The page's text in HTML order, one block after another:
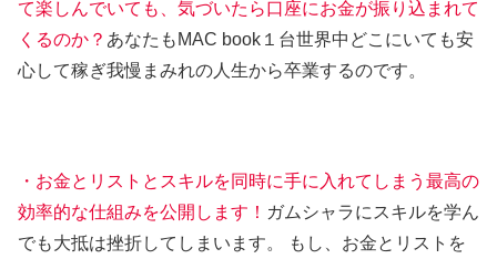
て楽しんでいても、気づいたら口座にお金が振り込まれて
くるのか？ あなたもMAC book１台世界中どこにいても安
心して稼ぎ我慢まみれの人生から卒業するのです。
・お金とリストとスキルを同時に手に入れてしまう最高の
効率的な仕組みを公開します！ ガムシャラにスキルを学ん
でも大抵は挫折してしまいます。 もし、お金とリストを